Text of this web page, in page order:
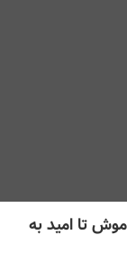
تا امید به